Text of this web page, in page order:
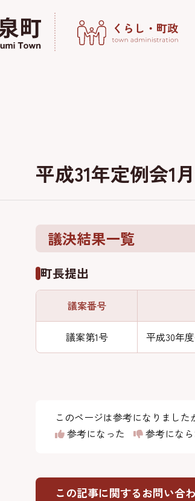
平成31年定例会1
議決結果一覧
町長提出
議案番号
議案第1号 平成30年
このページは参考になりました
参考になった
参考にな
この記事に関するお問い合